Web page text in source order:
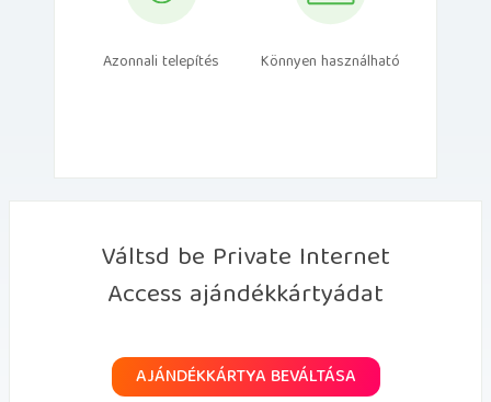
Azonnali telepítés Könnyen használható
Váltsd be Private Internet
Access ajándékkártyádat
AJÁNDÉKKÁRTYA BEVÁLTÁSA